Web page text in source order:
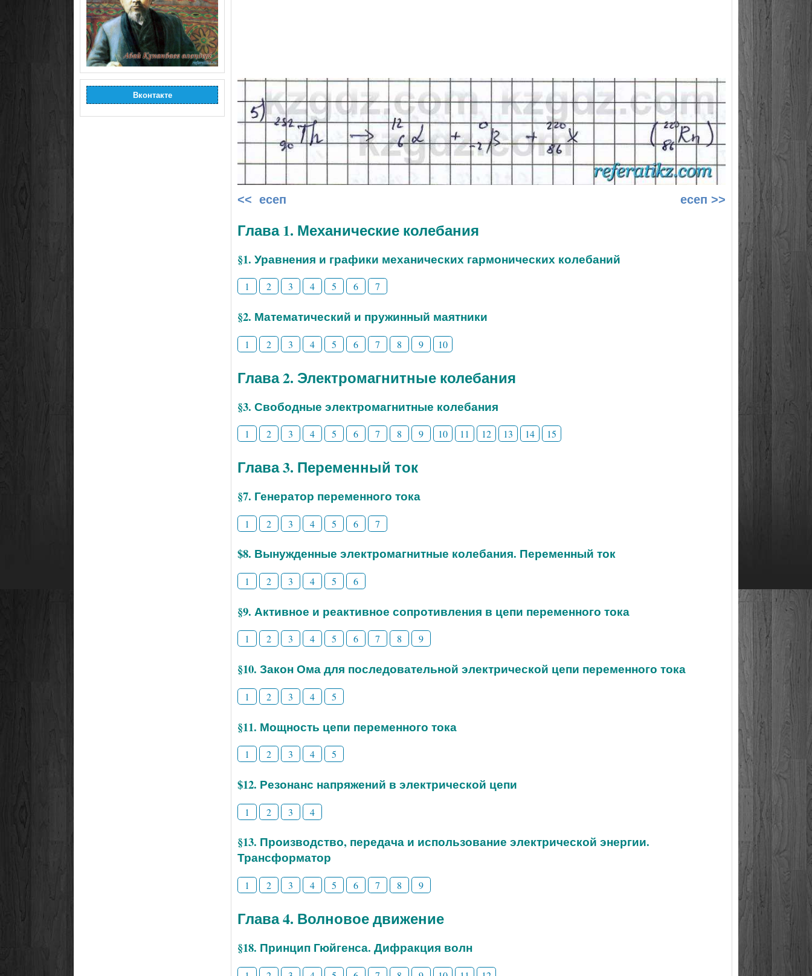
Вконтакте
<< есеп есеп >>
Глава 1. Механические колебания
§1. Уравнения и графики механических гармонических колебаний
1 2 3 4 5 6 7
§2. Математический и пружинный маятники
1 2 3 4 5 6 7 8 9 10
Глава 2. Электромагнитные колебания
§3. Свободные электромагнитные колебания
1 2 3 4 5 6 7 8 9 10 11 12 13 14 15
Глава 3. Переменный ток
§7. Генератор переменного тока
1 2 3 4 5 6 7
$8. Вынужденные электромагнитные колебания. Переменный ток
1 2 3 4 5 6
§9. Активное и реактивное сопротивления в цепи переменного тока
1 2 3 4 5 6 7 8 9
§10. Закон Ома для последовательной электрической цепи переменного тока
1 2 3 4 5
§11. Мощность цепи переменного тока
1 2 3 4 5
$12. Резонанс напряжений в электрической цепи
1 2 3 4
§13. Производство, передача и использование электрической энергии.
Трансформатор
1 2 3 4 5 6 7 8 9
Глава 4. Волновое движение
§18. Принцип Гюйгенса. Дифракция волн